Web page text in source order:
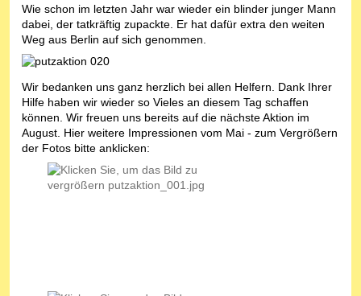
Wie schon im letzten Jahr war wieder ein blinder junger Mann
dabei, der tatkräftig zupackte. Er hat dafür extra den weiten
Weg aus Berlin auf sich genommen.
Wir bedanken uns ganz herzlich bei allen Helfern. Dank Ihrer
Hilfe haben wir wieder so Vieles an diesem Tag schaffen
können. Wir freuen uns bereits auf die nächste Aktion im
August. Hier weitere Impressionen vom Mai - zum Vergrößern
der Fotos bitte anklicken: